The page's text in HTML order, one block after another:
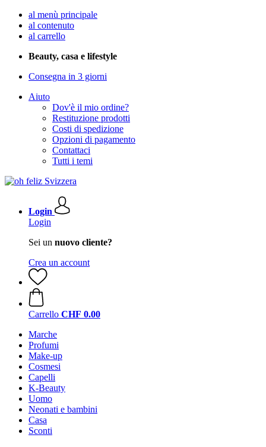
al menù principale
al contenuto
al carrello
Beauty, casa e lifestyle
Consegna in 3 giorni
Aiuto
Dov'è il mio ordine?
Restituzione prodotti
Costi di spedizione
Opzioni di pagamento
Contattaci
Tutti i temi
Login
Login
Sei un nuovo cliente?
Crea un account
Carrello CHF 0.00
Marche
Profumi
Make-up
Cosmesi
Capelli
K-Beauty
Uomo
Neonati e bambini
Casa
Sconti